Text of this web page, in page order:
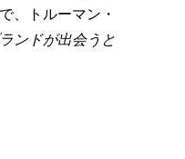
、トルーマン・
ンドが出会うと